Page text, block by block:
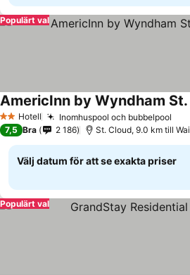
Populärt val
2 Stjärnor
Hotell Inomhuspool och bubbelpool
AmericInn by Wyndham
7,5 Bra 2 186 St. Cloud, 9.0 km till
Välj datum för att se exakta priser
Populärt val